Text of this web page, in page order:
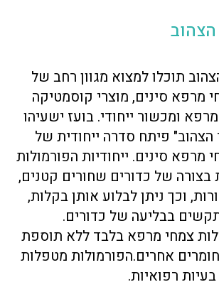
תוכלו למצוא מגוון רחב של
מרפא סינים, מוצרי קוסמטיקה
ומכשור ייחודי. בועז ישעיהו
הצהוב" פיתח סדרה ייחודית של
מרפא סינים. ייחודיות הפורמולות
בצורה של כדורים שחורים קטנים,
וכך ניתן לבלוע אותן בקלות,
בבליעה של כדורים.
צמחי מרפא בלבד ללא תוספת
אחרים.הפורמולות מטפלות
רפואיות.